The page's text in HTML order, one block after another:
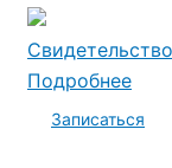
Свидетельство
Подробнее
Записаться